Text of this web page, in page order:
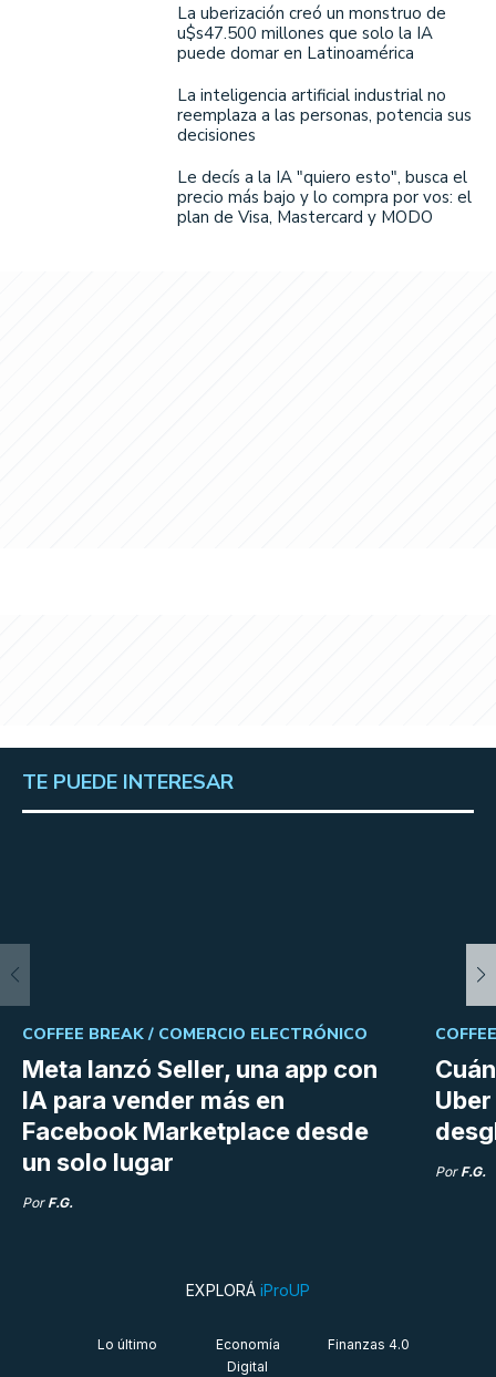
La uberización creó un monstruo de
u$s47.500 millones que solo la IA
puede domar en Latinoamérica
La inteligencia artificial industrial no
reemplaza a las personas, potencia sus
decisiones
Le decís a la IA "quiero esto", busca el
precio más bajo y lo compra por vos: el
plan de Visa, Mastercard y MODO
TE PUEDE INTERESAR
Meta lanzó Seller, una app con
IA para vender más en
Facebook Marketplace desde
un solo lugar
COFFEE BREAK / COMERCIO ELECTRÓNICO
Por F.G.
Por F.G.
EXPLORÁ iProUP
Lo último
Economía
Digital
Finanzas 4.0